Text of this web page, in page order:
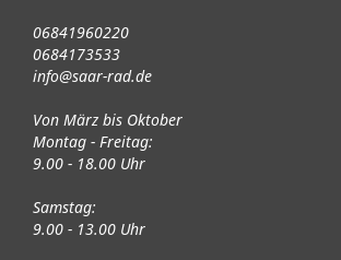
06841960220
0684173533
info@saar-rad.de
Von März bis Oktober
Montag - Freitag:
9.00 - 18.00 Uhr
Samstag:
9.00 - 13.00 Uhr